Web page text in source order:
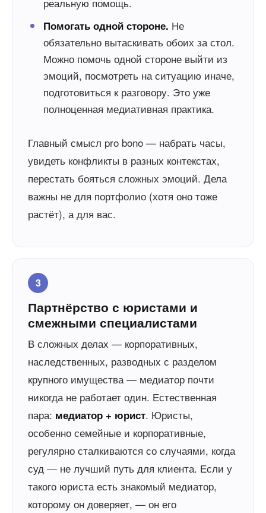
Помогать одной стороне. Не
обязательно вытаскивать обоих за стол.
Можно помочь одной стороне выйти из
эмоций, посмотреть на ситуацию иначе,
подготовиться к разговору. Это уже
полноценная медиативная практика.
Главный смысл pro bono — набрать часы,
увидеть конфликты в разных контекстах,
перестать бояться сложных эмоций. Дела
важны не для портфолио (хотя оно тоже
растёт), а для вас.
3
Партнёрство с юристами и
смежными специалистами
В сложных делах — корпоративных,
наследственных, разводных с разделом
крупного имущества — медиатор почти
никогда не работает один. Естественная
пара: медиатор + юрист. Юристы,
особенно семейные и корпоративные,
регулярно сталкиваются со случаями, когда
суд — не лучший путь для клиента. Если у
такого юриста есть знакомый медиатор,
которому он доверяет, — он его